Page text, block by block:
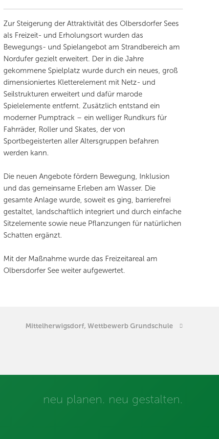
Zur Steigerung der Attraktivität des Olbersdorfer Sees
als Freizeit- und Erholungsort wurden das
Bewegungs- und Spielangebot am Strandbereich am
Nordufer gezielt erweitert. Der in die Jahre
gekommene Spielplatz wurde durch ein neues, groß
dimensioniertes Kletterelement mit Netz- und
Seilstrukturen erweitert und dafür marode
Spielelemente entfernt. Zusätzlich entstand ein
moderner Pumptrack – ein welliger Rundkurs für
Fahrräder, Roller und Skates, der von
Sportbegeisterten aller Altersgruppen befahren
werden kann.
Die neuen Angebote fördern Bewegung, Inklusion
und das gemeinsame Erleben am Wasser. Die
gesamte Anlage wurde, soweit es ging, barrierefrei
gestaltet, landschaftlich integriert und durch einfache
Sitzelemente sowie neue Pflanzungen für natürlichen
Schatten ergänzt.
Mit der Maßnahme wurde das Freizeitareal am
Olbersdorfer See weiter aufgewertet.
Mittelherwigsdorf, Wettbewerb Grundschule
neu planen. neu gestalten.